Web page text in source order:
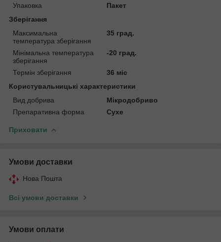
Упаковка
Пакет
Зберігання
Максимальна
температура зберігання
35 град.
Мінімальна температура
зберігання
-20 град.
Термін зберігання
36 міс
Користувальницькі характеристики
Вид добрива
Мікродобриво
Препаративна форма
Сухе
Приховати
Умови доставки
Нова Пошта
Всі умови доставки
Умови оплати